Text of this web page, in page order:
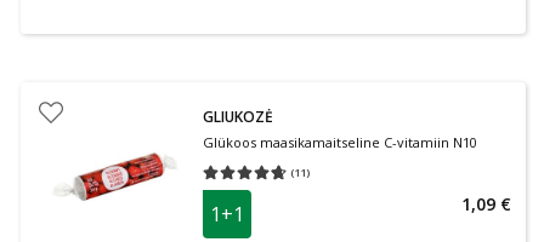
GLIUKOZĖ
Glükoos maasikamaitseline C-vitamiin N10
(11)
Keskmine hinnang 4.64
1+1 1,09 €